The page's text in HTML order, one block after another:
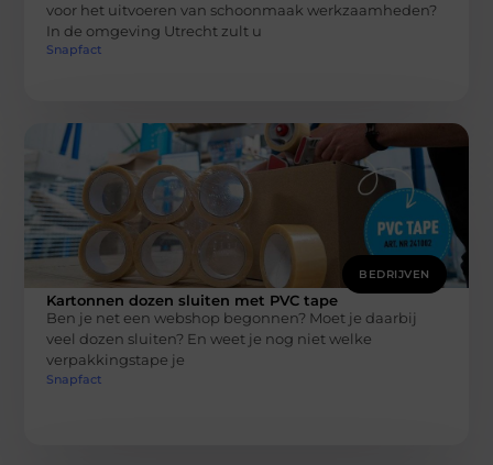
voor het uitvoeren van schoonmaak werkzaamheden?
In de omgeving Utrecht zult u
Snapfact
BEDRIJVEN
Kartonnen dozen sluiten met PVC tape
Ben je net een webshop begonnen? Moet je daarbij
veel dozen sluiten? En weet je nog niet welke
verpakkingstape je
Snapfact